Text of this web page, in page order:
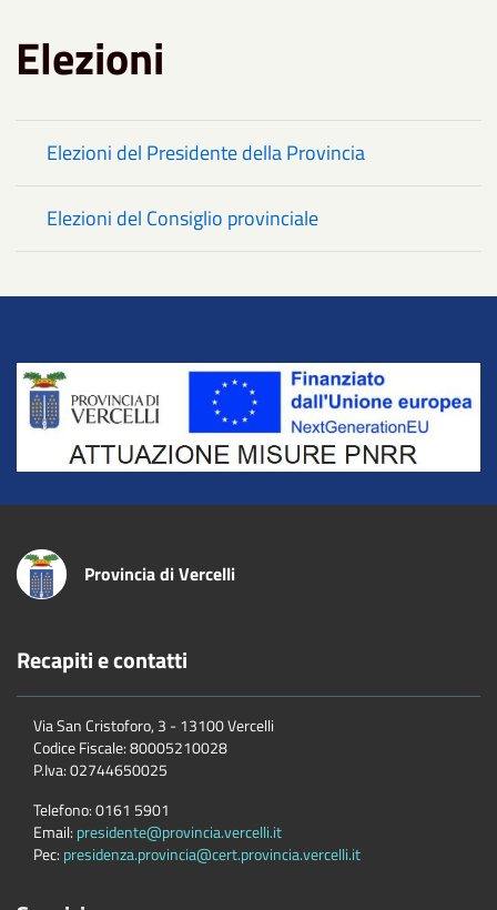
Elezioni
Elezioni del Presidente della Provincia
Elezioni del Consiglio provinciale
Title
Provincia di Vercelli
Recapiti e contatti
Via San Cristoforo, 3 - 13100 Vercelli
Codice Fiscale:80005210028
P.Iva:02744650025
Telefono:0161 5901
Email: presidente@provincia.vercelli.it
Pec: presidenza.provincia@cert.provincia.vercelli.it